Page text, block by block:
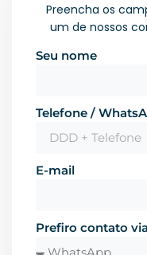
Preencha os
um de nossos
Seu nome
Telefone /
E-mail
Prefiro contato